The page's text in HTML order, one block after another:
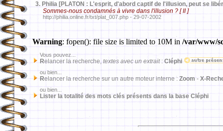
3. Philia [PLATON : L'esprit, d'abord captif de l'illusion, peut se
Sommes-nous condamnés à vivre dans l'illusion ? [ II ]
http://philia.online.fr/txt/plat_007.php - 29-07-2002
Warning: fopen(): file size is limited to 10M in /var/www/
Vous pouvez...
Relancer la recherche, textes avec un extrait: Cléphi
ou bien...
Relancer la recherche sur un autre moteur interne : Zoom- X-
ou bien...
Lister la totalité des mots clés présents dans la base Cléphi